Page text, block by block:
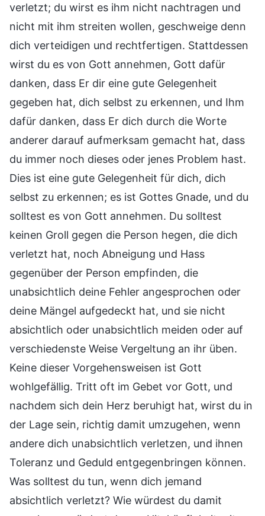
verletzt; du wirst es ihm nicht nachtragen und
nicht mit ihm streiten wollen, geschweige denn
dich verteidigen und rechtfertigen. Stattdessen
wirst du es von Gott annehmen, Gott dafür
danken, dass Er dir eine gute Gelegenheit
gegeben hat, dich selbst zu erkennen, und Ihm
dafür danken, dass Er dich durch die Worte
anderer darauf aufmerksam gemacht hat, dass
du immer noch dieses oder jenes Problem hast.
Dies ist eine gute Gelegenheit für dich, dich
selbst zu erkennen; es ist Gottes Gnade, und du
solltest es von Gott annehmen. Du solltest
keinen Groll gegen die Person hegen, die dich
verletzt hat, noch Abneigung und Hass
gegenüber der Person empfinden, die
unabsichtlich deine Fehler angesprochen oder
deine Mängel aufgedeckt hat, und sie nicht
absichtlich oder unabsichtlich meiden oder auf
verschiedenste Weise Vergeltung an ihr üben.
Keine dieser Vorgehensweisen ist Gott
wohlgefällig. Tritt oft im Gebet vor Gott, und
nachdem sich dein Herz beruhigt hat, wirst du in
der Lage sein, richtig damit umzugehen, wenn
andere dich unabsichtlich verletzen, und ihnen
Toleranz und Geduld entgegenbringen können.
Was solltest du tun, wenn dich jemand
absichtlich verletzt? Wie würdest du damit